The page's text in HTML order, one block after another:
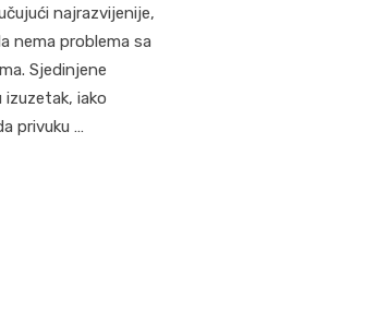
najrazvijenije,
nema problema sa
Sjedinjene
izuzetak, iako
privuku …